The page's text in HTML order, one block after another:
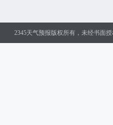
2345天气预报版权所有，未经书面